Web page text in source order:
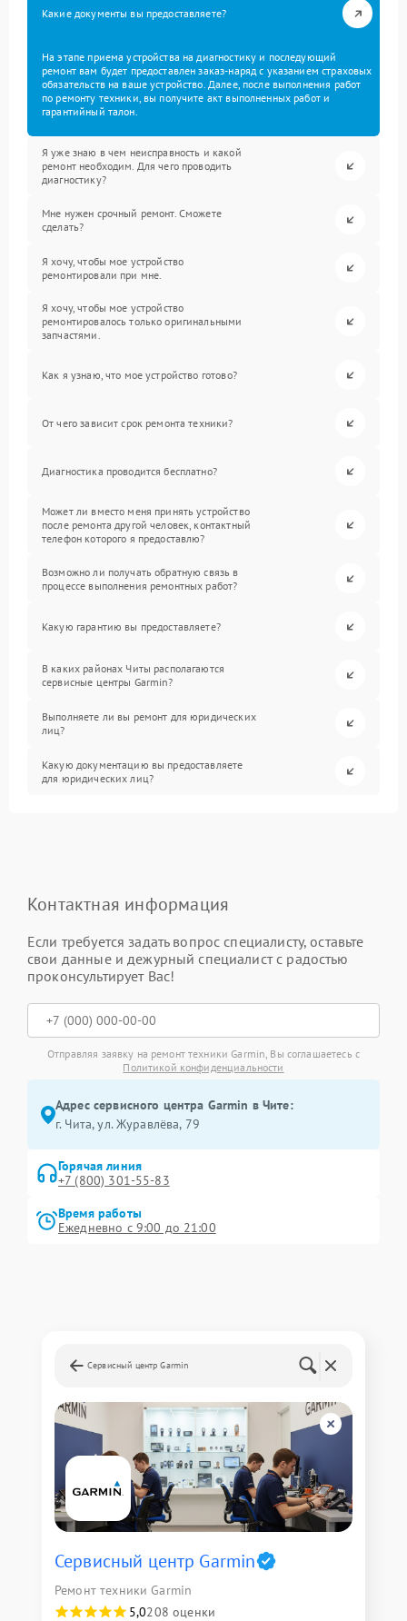
Какие документы вы предоставляете?
На этапе приема устройства на диагностику и последующий
ремонт вам будет предоставлен заказ-наряд с указанием страховых
обязательств на ваше устройство. Далее, после выполнения работ
по ремонту техники, вы получите акт выполненных работ и
гарантийный талон.
Я уже знаю в чем неисправность и какой
ремонт необходим. Для чего проводить
диагностику?
Мне нужен срочный ремонт. Сможете
сделать?
Я хочу, чтобы мое устройство
ремонтировали при мне.
Я хочу, чтобы мое устройство
ремонтировалось только оригинальными
запчастями.
Как я узнаю, что мое устройство готово?
От чего зависит срок ремонта техники?
Диагностика проводится бесплатно?
Может ли вместо меня принять устройство
после ремонта другой человек, контактный
телефон которого я предоставлю?
Возможно ли получать обратную связь в
процессе выполнения ремонтных работ?
Какую гарантию вы предоставляете?
В каких районах Читы располагаются
сервисные центры Garmin?
Выполняете ли вы ремонт для юридических
лиц?
Какую документацию вы предоставляете
для юридических лиц?
Контактная информация
Если требуется задать вопрос специалисту, оставьте
свои данные и дежурный специалист с радостью
проконсультирует Вас!
Отправляя заявку на ремонт техники Garmin, Вы соглашаетесь с
Политикой конфиденциальности
Адрес сервисного центра Garmin в Чите:
г. Чита, ул. Журавлёва, 79
Горячая линия
+7 (800) 301-55-83
Время работы
Ежедневно с 9:00 до 21:00
Сервисный центр Garmin
Сервисный центр Garmin
Ремонт техники Garmin
5,0208 оценки